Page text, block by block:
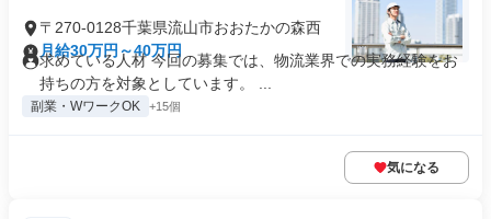
〒270-0128千葉県流山市おおたかの森西
月給30万円～40万円
求めている人材 今回の募集では、物流業界での実務経験をお
持ちの方を対象としています。 ...
副業・WワークOK +15個
気になる